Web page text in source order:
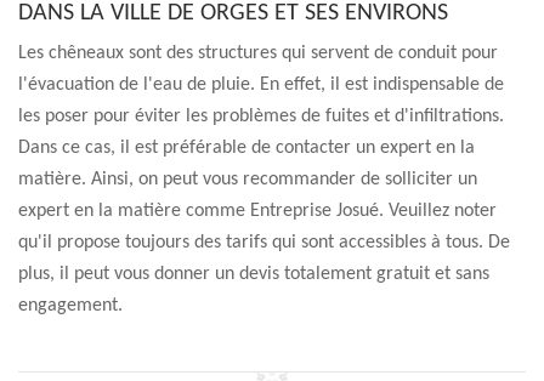
DANS LA VILLE DE ORGES ET SES ENVIRONS
Les chêneaux sont des structures qui servent de conduit pour
l'évacuation de l'eau de pluie. En effet, il est indispensable de
les poser pour éviter les problèmes de fuites et d'infiltrations.
Dans ce cas, il est préférable de contacter un expert en la
matière. Ainsi, on peut vous recommander de solliciter un
expert en la matière comme Entreprise Josué. Veuillez noter
qu'il propose toujours des tarifs qui sont accessibles à tous. De
plus, il peut vous donner un devis totalement gratuit et sans
engagement.